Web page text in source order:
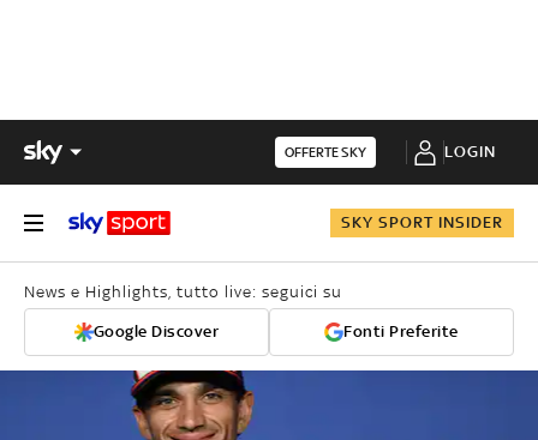
OFFERTE SKY LOGIN
SKY SPORT INSIDER
News e Highlights, tutto live: seguici su
Google Discover Fonti Preferite